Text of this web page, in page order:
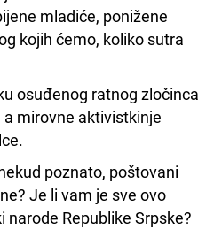
mladiće, ponižene
kojih ćemo, koliko sutra
osuđenog ratnog zločinca
mirovne aktivistkinje
poznato, poštovani
Je li vam je sve ovo
Republike Srpske?